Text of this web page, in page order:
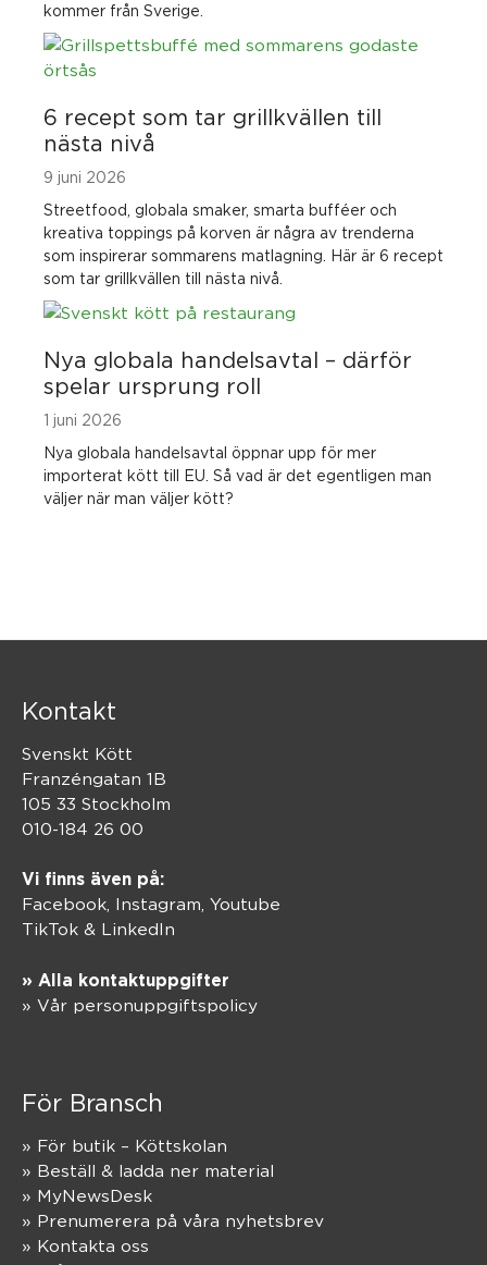
kommer från Sverige.
6 recept som tar grillkvällen till
nästa nivå
9 juni 2026
Streetfood, globala smaker, smarta bufféer och
kreativa toppings på korven är några av trenderna
som inspirerar sommarens matlagning. Här är 6 recept
som tar grillkvällen till nästa nivå.
Nya globala handelsavtal – därför
spelar ursprung roll
1 juni 2026
Nya globala handelsavtal öppnar upp för mer
importerat kött till EU. Så vad är det egentligen man
väljer när man väljer kött?
Kontakt
Svenskt Kött
Franzéngatan 1B
105 33 Stockholm
010-184 26 00
Vi finns även på:
Facebook, Instagram Youtube
TikTok & LinkedIn
» Alla kontaktuppgifter
» Vår personuppgiftspolicy
För Bransch
» För butik – Köttskolan
» Beställ & ladda ner material
» MyNewsDesk
» Prenumerera på våra nyhetsbrev
» Kontakta oss